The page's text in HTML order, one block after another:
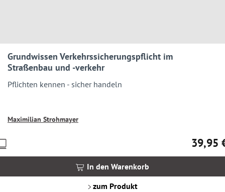
Grundwissen Verkehrssicherungspflicht im
Straßenbau und -verkehr
Pflichten kennen - sicher handeln
Maximilian Strohmayer
39,95
In den Warenkorb
zum Produkt